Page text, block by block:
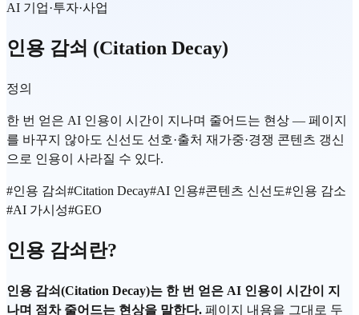
AI 기업·투자·사업
인용 감쇠 (Citation Decay)
정의
한 번 얻은 AI 인용이 시간이 지나며 줄어드는 현상 — 페이지
를 바꾸지 않아도 신선도 선호·출처 재가중·경쟁 콘텐츠 갱신
으로 인용이 사라질 수 있다.
#인용 감쇠 #Citation Decay#AI 인용#콘텐츠 신선도#인용 감소
#AI 가시성#GEO
인용 감쇠란?
인용 감쇠(Citation Decay)는 한 번 얻은 AI 인용이 시간이 지
나며 점차 줄어드는 현상을 말한다. 페이지 내용을 그대로 두